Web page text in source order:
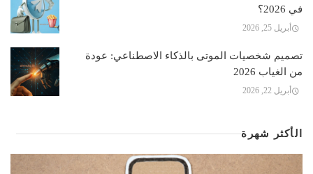
في 2026؟
أبريل 25, 2026
تصميم شخصيات الموتى بالذكاء الاصطناعي: عودة
من الغياب 2026
أبريل 22, 2026
الأكثر شهرة